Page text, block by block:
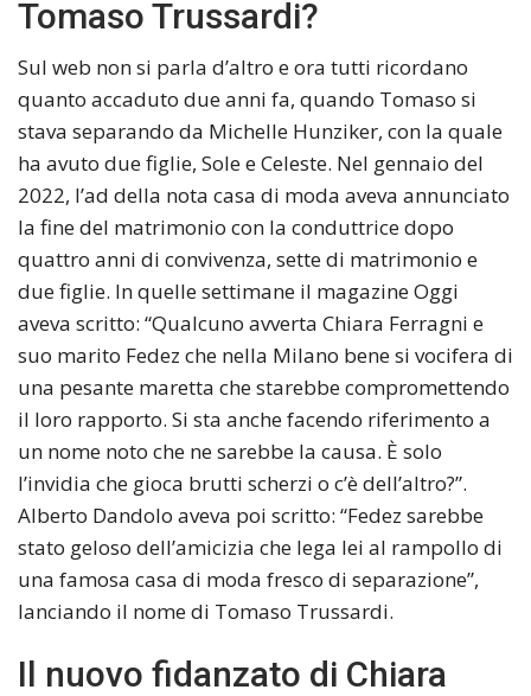
Tomaso Trussardi?
Sul web non si parla d’altro e ora tutti ricordano
quanto accaduto due anni fa, quando Tomaso si
stava separando da Michelle Hunziker, con la quale
ha avuto due figlie, Sole e Celeste. Nel gennaio del
2022, l’ad della nota casa di moda aveva annunciato
la fine del matrimonio con la conduttrice dopo
quattro anni di convivenza, sette di matrimonio e
due figlie. In quelle settimane il magazine Oggi
aveva scritto: “Qualcuno avverta Chiara Ferragni e
suo marito Fedez che nella Milano bene si vocifera di
una pesante maretta che starebbe compromettendo
il loro rapporto. Si sta anche facendo riferimento a
un nome noto che ne sarebbe la causa. È solo
l’invidia che gioca brutti scherzi o c’è dell’altro?”.
Alberto Dandolo aveva poi scritto: “Fedez sarebbe
stato geloso dell’amicizia che lega lei al rampollo di
una famosa casa di moda fresco di separazione”,
lanciando il nome di Tomaso Trussardi.
Il nuovo fidanzato di Chiara